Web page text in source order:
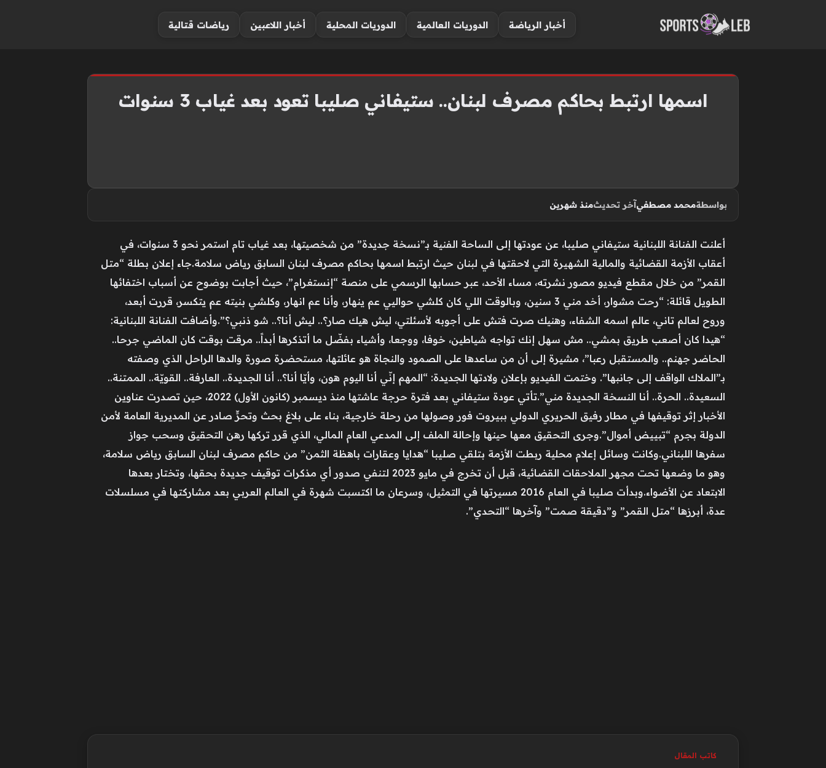
أخبار الرياضة الدوريات العالمية الدوريات المحلية أخبار اللاعبين رياضات قتالية
اسمها ارتبط بحاكم مصرف لبنان.. ستيفاني صليبا تعود بعد غياب 3 سنوات
بواسطةمحمد مصطفيآخر تحديثمنذ شهرين
أعلنت الفنانة اللبنانية ستيفاني صليبا، عن عودتها إلى الساحة الفنية بـ”نسخة جديدة” من شخصيتها، بعد غياب تام استمر نحو 3 سنوات، في
أعقاب الأزمة القضائية والمالية الشهيرة التي لاحقتها في لبنان حيث ارتبط اسمها بحاكم مصرف لبنان السابق رياض سلامة.جاء إعلان بطلة “متل
القمر” من خلال مقطع فيديو مصور نشرته، مساء الأحد، عبر حسابها الرسمي على منصة “إنستغرام”، حيث أجابت بوضوح عن أسباب اختفائها
الطويل قائلة: “رحت مشوار، أخد مني 3 سنين، وبالوقت اللي كان كلشي حواليي عم ينهار، وأنا عم انهار، وكلشي بنيته عم يتكسر، قررت أبعد،
وروح لعالم تاني، عالم اسمه الشفاء، وهنيك صرت فتش على أجوبه لأسئلتي، ليش هيك صار؟.. ليش أنا؟.. شو ذنبي؟”.وأضافت الفنانة اللبنانية:
“هيدا كان أصعب طريق بمشي.. مش سهل إنك تواجه شياطين، خوفا، ووجعا، وأشياء بفضّل ما أتذكرها أبداً.. مرقت بوقت كان الماضي جرحا..
الحاضر جهنم.. والمستقبل رعبا”، مشيرة إلى أن من ساعدها على الصمود والنجاة هو عائلتها، مستحضرة صورة والدها الراحل الذي وصفته
بـ”الملاك الواقف إلى جانبها”. وختمت الفيديو بإعلان ولادتها الجديدة: “المهم إنّي أنا اليوم هون، وأيّا أنا؟.. أنا الجديدة.. العارفة.. القويّة.. الممتنة..
السعيدة.. الحرة.. أنا النسخة الجديدة مني”.تأتي عودة ستيفاني بعد فترة حرجة عاشتها منذ ديسمبر (كانون الأول) 2022، حين تصدرت عناوين
الأخبار إثر توقيفها في مطار رفيق الحريري الدولي ببيروت فور وصولها من رحلة خارجية، بناء على بلاغ بحث وتحرٍّ صادر عن المديرية العامة لأمن
الدولة بجرم “تبييض أموال”.وجرى التحقيق معها حينها وإحالة الملف إلى المدعي العام المالي، الذي قرر تركها رهن التحقيق وسحب جواز
سفرها اللبناني.وكانت وسائل إعلام محلية ربطت الأزمة بتلقي صليبا “هدايا وعقارات باهظة الثمن” من حاكم مصرف لبنان السابق رياض سلامة،
وهو ما وضعها تحت مجهر الملاحقات القضائية، قبل أن تخرج في مايو 2023 لتنفي صدور أي مذكرات توقيف جديدة بحقها، وتختار بعدها
الابتعاد عن الأضواء.وبدأت صليبا في العام 2016 مسيرتها في التمثيل، وسرعان ما اكتسبت شهرة في العالم العربي بعد مشاركتها في مسلسلات
عدة، أبرزها “متل القمر” و”دقيقة صمت” وآخرها “التحدي”.
كاتب المقال